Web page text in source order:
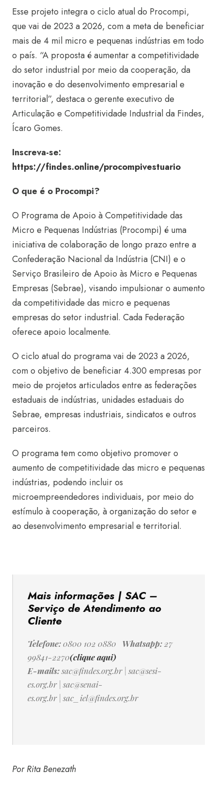
Esse projeto integra o ciclo atual do Procompi,
que vai de 2023 a 2026, com a meta de beneficiar
mais de 4 mil micro e pequenas indústrias em todo
o país. “A proposta é aumentar a competitividade
do setor industrial por meio da cooperação, da
inovação e do desenvolvimento empresarial e
territorial”, destaca o gerente executivo de
Articulação e Competitividade Industrial da Findes,
Ícaro Gomes.
Inscreva-se:
https://findes.online/procompivestuario
O que é o Procompi?
O Programa de Apoio à Competitividade das
Micro e Pequenas Indústrias (Procompi) é uma
iniciativa de colaboração de longo prazo entre a
Confederação Nacional da Indústria (CNI) e o
Serviço Brasileiro de Apoio às Micro e Pequenas
Empresas (Sebrae), visando impulsionar o aumento
da competitividade das micro e pequenas
empresas do setor industrial. Cada Federação
oferece apoio localmente.
O ciclo atual do programa vai de 2023 a 2026,
com o objetivo de beneficiar 4.300 empresas por
meio de projetos articulados entre as federações
estaduais de indústrias, unidades estaduais do
Sebrae, empresas industriais, sindicatos e outros
parceiros.
O programa tem como objetivo promover o
aumento de competitividade das micro e pequenas
indústrias, podendo incluir os
microempreendedores individuais, por meio do
estímulo à cooperação, à organização do setor e
ao desenvolvimento empresarial e territorial.
Mais informações | SAC –
Serviço de Atendimento ao
Cliente
Telefone:0800 102 0880 Whatsapp: 27
99841-2270(clique aqui)
E-mails:sac@findes.org.br|sac@sesi-
es.org.br|sac@senai-
es.org.br|sac_iel@findes.org.br
Por Rita Benezath